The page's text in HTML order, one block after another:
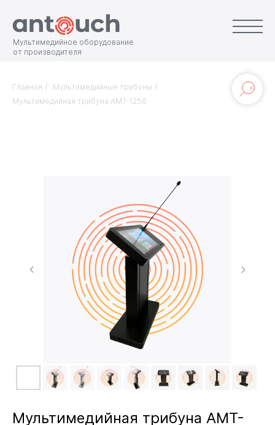
Мультимедийное оборудование
от производителя
Главная / Мультимедийные трибуны /
Мультимедийная трибуна AMT-1256
Мультимедийная трибуна AMT-